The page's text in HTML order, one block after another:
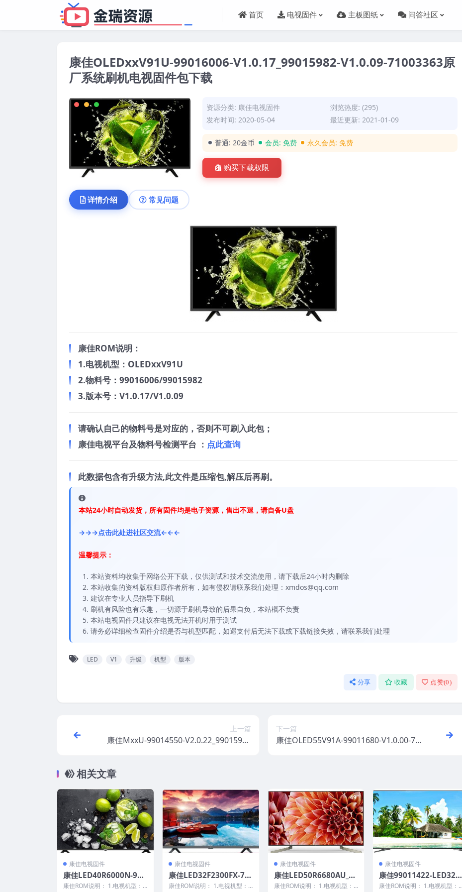
首页 电视固件 主板图纸 问答社区
康佳OLEDxxV91U-99016006-V1.0.17_99015982-V1.0.09-71003363原
厂系统刷机电视固件包下载
资源分类: 康佳电视固件
浏览热度: (295)
发布时间: 2020-05-04
最近更新: 2021-01-09
普通:20金币 会员:免费 永久会员:免费
购买下载权限
详情介绍 常见问题
康佳ROM说明：
1.电视机型：OLEDxxV91U
2.物料号：99016006/99015982
3.版本号：V1.0.17/V1.0.09
请确认自己的物料号是对应的，否则不可刷入此包；
康佳电视平台及物料号检测平台 ： 点此查询
此数据包含有升级方法,此文件是压缩包,解压后再刷。
本站24小时自动发货，所有固件均是电子资源，售出不退，请自备U盘
→→→点击此处进社区交流←←←
温馨提示：
本站资料均收集于网络公开下载，仅供测试和技术交流使用，请下载后24小时内删除
本站收集的资料版权归原作者所有，如有侵权请联系我们处理：xmdos@qq.com
建议在专业人员指导下刷机
刷机有风险也有乐趣，一切源于刷机导致的后果自负，本站概不负责
本站电视固件只建议在电视无法开机时用于测试
请务必详细检查固件介绍是否与机型匹配，如遇支付后无法下载或下载链接失效，请联系我们处理
LED V1 升级 机型 版本
分享 收藏 点赞(0)
上一篇
康佳MxxU-99014550-V2.0.22_99015935
下一篇
康佳OLED55V91A-99011680-V1.0.00-71
相关文章
康佳电视固件
康佳LED40R6000N-990
09595-V1.0.03原厂系统
康佳ROM说明： 1.电视机型：L
康佳电视固件
康佳LED32F2300FX-72
000193YT-99011360-V
康佳ROM说明： 1.电视机型：L
康佳电视固件
康佳LED50R6680AU_72
000669YT_99013961-V
康佳ROM说明： 1.电视机型：L
康佳电视固件
康佳99011422-LED32F
2200NF-72000136YT-V
康佳ROM说明： 1.电视机型：L